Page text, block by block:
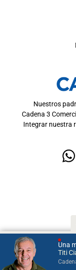
Una
Titi
Nuestros
Cadena 3
Integrar nuestra